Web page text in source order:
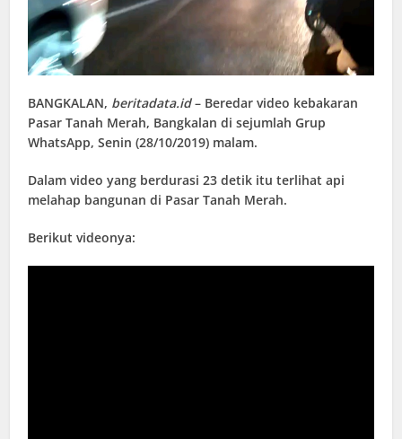
BANGKALAN, beritadata.id– Beredar video kebakaran
Pasar Tanah Merah, Bangkalan di sejumlah Grup
WhatsApp, Senin (28/10/2019) malam.
Dalam video yang berdurasi 23 detik itu terlihat api
melahap bangunan di Pasar Tanah Merah.
Berikut videonya: